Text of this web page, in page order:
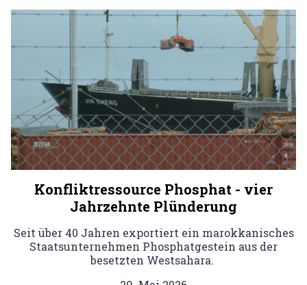
Konfliktressource Phosphat - vier
Jahrzehnte Plünderung
Seit über 40 Jahren exportiert ein marokkanisches
Staatsunternehmen Phosphatgestein aus der
besetzten Westsahara.